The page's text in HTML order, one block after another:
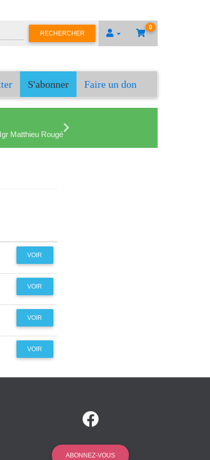
0
RECHERCHER
S'abonner Faire un don
Matthieu Rougé
VOIR
VOIR
VOIR
VOIR
ABONNEZ-VOUS